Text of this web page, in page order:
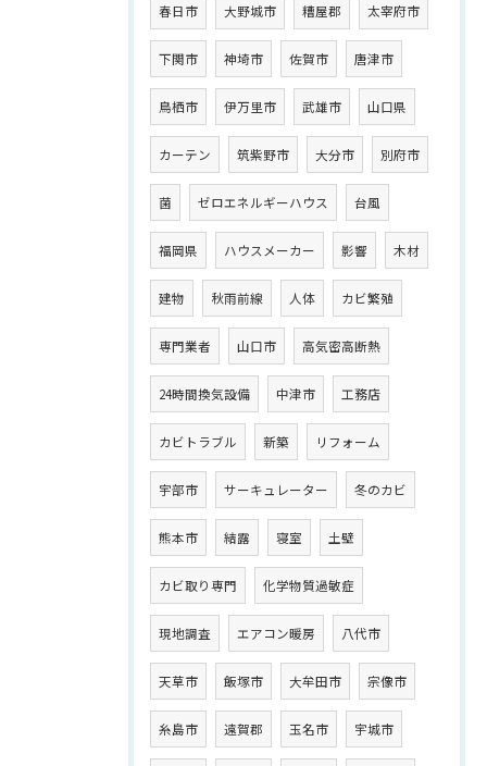
春日市 大野城市 糟屋郡 太宰府市
下関市 神埼市 佐賀市 唐津市
鳥栖市 伊万里市 武雄市 山口県
カーテン 筑紫野市 大分市 別府市
菌 ゼロエネルギーハウス 台風
福岡県 ハウスメーカー 影響 木材
建物 秋雨前線 人体 カビ繁殖
専門業者 山口市 高気密高断熱
24時間換気設備 中津市 工務店
カビトラブル 新築 リフォーム
宇部市 サーキュレーター 冬のカビ
熊本市 結露 寝室 土壁
カビ取り専門 化学物質過敏症
現地調査 エアコン暖房 八代市
天草市 飯塚市 大牟田市 宗像市
糸島市 遠賀郡 玉名市 宇城市